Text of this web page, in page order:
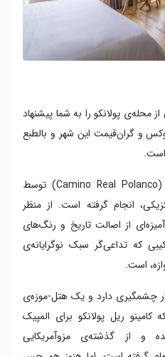
محله‌ی پولانکو را به شما پیشنهاد
و گران‌قیمت این شهر و بالطبع
طراحی هتل کامینو ریل پولانکو (Camino Real Polanco) توسط
انجام گرفته است. از منظر
از اصالت تاریخ و رنگ‌های
که تداعی‌گر سبک نوگرایانه‌ی
است.
چشمگیری دارد و یک هتل-موزه‌ی
ریل پولانکو برای المپیک
ساخته شده و از گذشته‌ی مزوآمریکایی